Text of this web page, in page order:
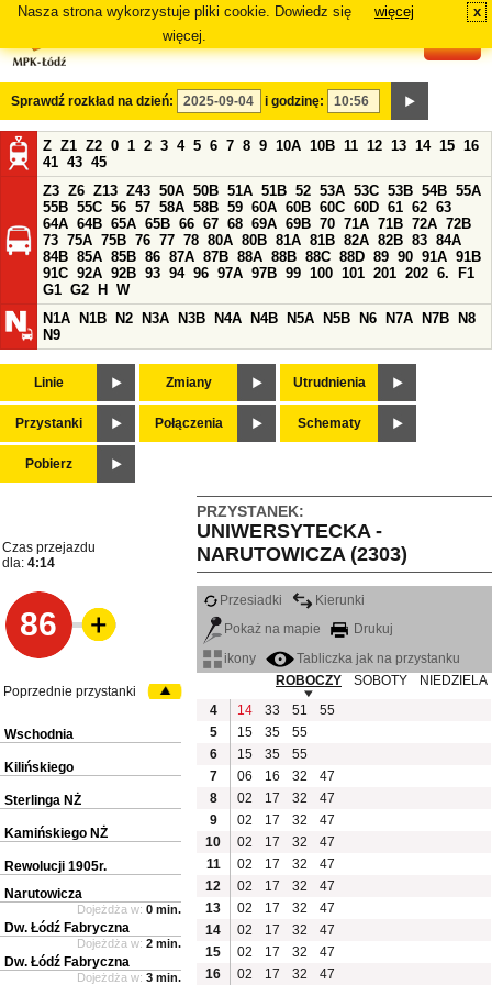
Nasza strona wykorzystuje pliki cookie. Dowiedz się
więcej.
więcej x
Sprawdź rozkład na dzień: i godzinę:
Z Z1 Z2 0 1 2 3 4 5 6 7 8 9 10A 10B 11 12 13 14 15 16
41 43 45
Z3 Z6 Z13 Z43 50A 50B 51A 51B 52 53A 53C 53B 54B 55A
55B 55C 56 57 58A 58B 59 60A 60B 60C 60D 61 62 63
64A 64B 65A 65B 66 67 68 69A 69B 70 71A 71B 72A 72B
73 75A 75B 76 77 78 80A 80B 81A 81B 82A 82B 83 84A
84B 85A 85B 86 87A 87B 88A 88B 88C 88D 89 90 91A 91B
91C 92A 92B 93 94 96 97A 97B 99 100 101 201 202 6.
F1
G1 G2 H
W
N1A
N1B N2 N3A N3B N4A N4B N5A N5B N6 N7A N7B
N8
N9
Linie Zmiany Utrudnienia
Przystanki Połączenia Schematy
Pobierz
PRZYSTANEK:
UNIWERSYTECKA -
NARUTOWICZA (2303)
Czas przejazdu
dla: 4:14
86
Przesiadki
Kierunki
Pokaż na mapie
Drukuj
ikony
Tabliczka jak na przystanku
ROBOCZY
SOBOTY
NIEDZIELA
4
14 33 51
55
5
15 35
55
6
15 35
55
7
06 16 32
47
8
02 17 32
47
9
02 17 32
47
10
02 17 32
47
11
02 17 32
47
12
02 17 32
47
13
02 17 32
47
14
02 17 32
47
15
02 17 32
47
16
02 17 32 47
Poprzednie przystanki
Wschodnia
Kilińskiego
Sterlinga NŻ
Kamińskiego NŻ
Rewolucji 1905r.
Narutowicza
Dojeżdża w: 0 min.
Dw. Łódź Fabryczna
Dojeżdża w: 2 min.
Dw. Łódź Fabryczna
Dojeżdża w: 3 min.